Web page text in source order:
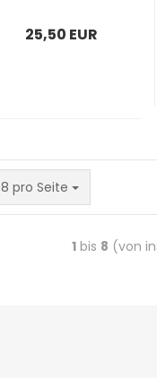
25,50 EUR
8 pro Seite
1 bis 8 (von